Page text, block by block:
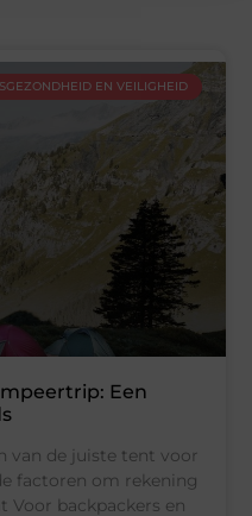
EN VEILIGHEID
Een
van de juiste tent voor
factoren om rekening
Voor backpackers en